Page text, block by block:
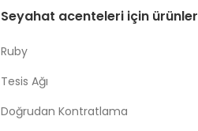
Seyahat acenteleri için ürünler
Ruby
Tesis Ağı
Doğrudan Kontratlama